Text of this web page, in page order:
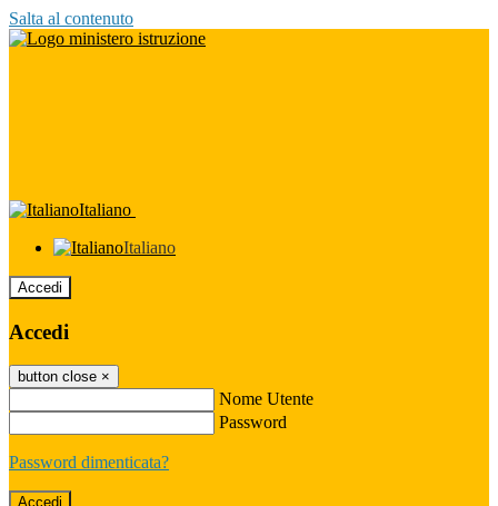
Salta al contenuto
Italiano
Italiano
Accedi
Accedi
button close ×
Nome Utente
Password
Password dimenticata?